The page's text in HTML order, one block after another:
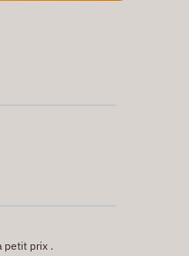
petit prix .